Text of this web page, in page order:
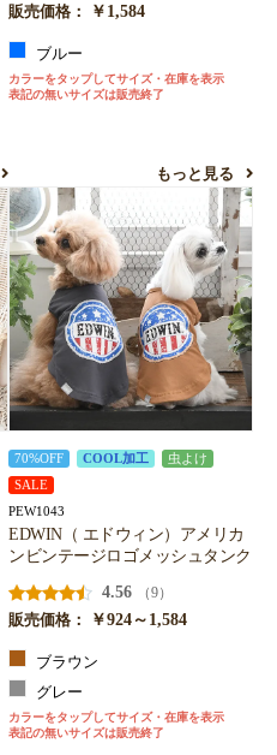
販売価格：
￥1,584
ブルー
カラーをタップしてサイズ・在庫を表示
表記の無いサイズは販売終了
もっと見る
70%OFF COOL加工
虫よけ
SALE
PEW1043
EDWIN（ エドウィン）アメリカ
ンビンテージロゴメッシュタンク
4.56
（9）
販売価格：
￥924～1,584
ブラウン
グレー
カラーをタップしてサイズ・在庫を表示
表記の無いサイズは販売終了